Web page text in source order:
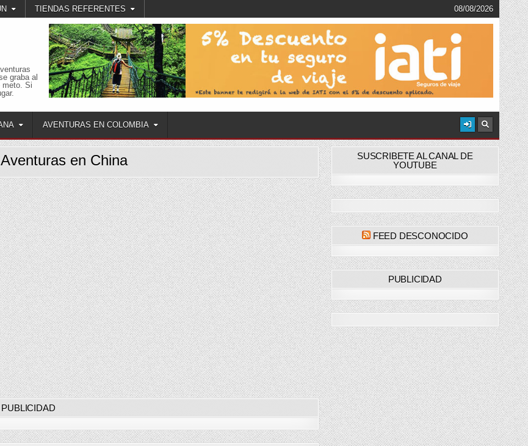
TIENDAS REFERENTES 08/08/2026
graba al
meto. Si
AVENTURAS EN COLOMBIA
Aventuras en China
PUBLICIDAD
SUSCRIBETE AL CANAL DE
YOUTUBE
FEED DESCONOCIDO
PUBLICIDAD